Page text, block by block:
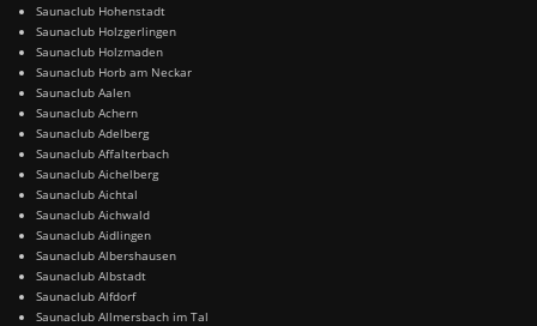
Saunaclub Hohenstadt
Saunaclub Holzgerlingen
Saunaclub Holzmaden
Saunaclub Horb am Neckar
Saunaclub Aalen
Saunaclub Achern
Saunaclub Adelberg
Saunaclub Affalterbach
Saunaclub Aichelberg
Saunaclub Aichtal
Saunaclub Aichwald
Saunaclub Aidlingen
Saunaclub Albershausen
Saunaclub Albstadt
Saunaclub Alfdorf
Saunaclub Allmersbach im Tal